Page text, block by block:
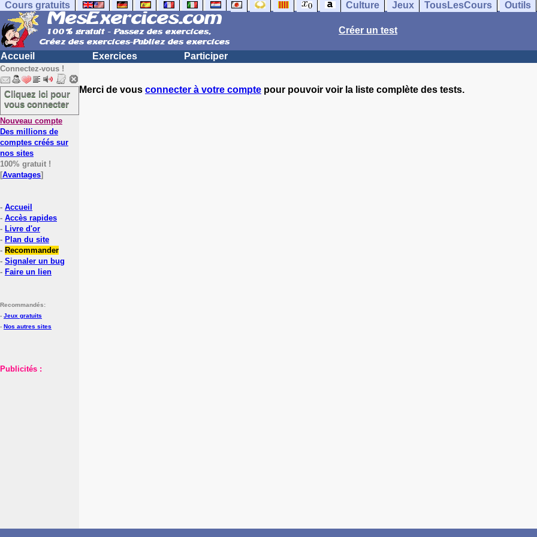
Cours gratuits Culture Jeux TousLesCours Outils
Créer un test
Accueil Exercices Participer
Connectez-vous !
Cliquez ici pour
vous connecter
Nouveau compte
Des millions de
comptes créés sur
nos sites
100% gratuit !
[Avantages]
- Accueil
- Accès rapides
- Livre d'or
- Plan du site
- Recommander
- Signaler un bug
- Faire un lien
Recommandés:
- Jeux gratuits
- Nos autres sites
Publicités :
Merci de vous connecter à votre compte pour pouvoir voir la liste complète des tests.